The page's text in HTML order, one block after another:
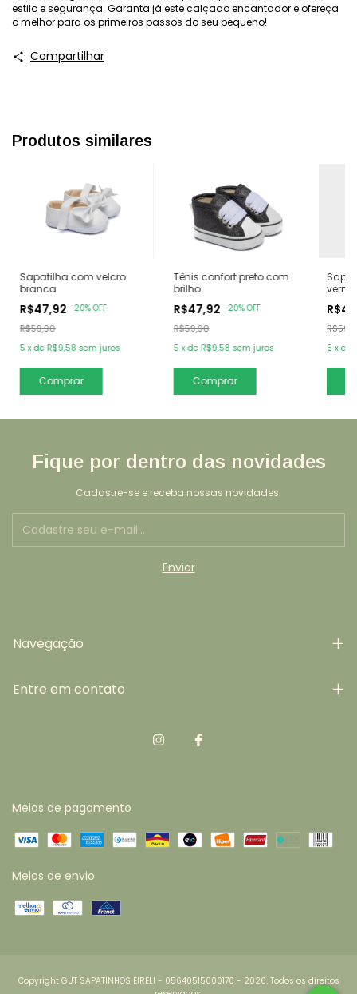
estilo e segurança. Garanta já este calçado encantador e ofereça
o melhor para os primeiros passos do seu pequeno!
Compartilhar
Produtos similares
Sapatilha com velcro
branca
R$47,92-20%OFF
R$59,90
5 xde R$9,58 sem juros
Comprar
Tênis confort preto com
brilho
R$47,92-20%OFF
R$59,90
5 xde R$9,58 sem juros
Comprar
5 x de
Fique por dentro das novidades
Cadastre-se e receba nossas novidades.
Navegação
Entre em contato
Meios de pagamento
Meios de envio
Copyright GUT SAPATINHOS EIRELI - 05640515000170 - 2026. Todos os direitos